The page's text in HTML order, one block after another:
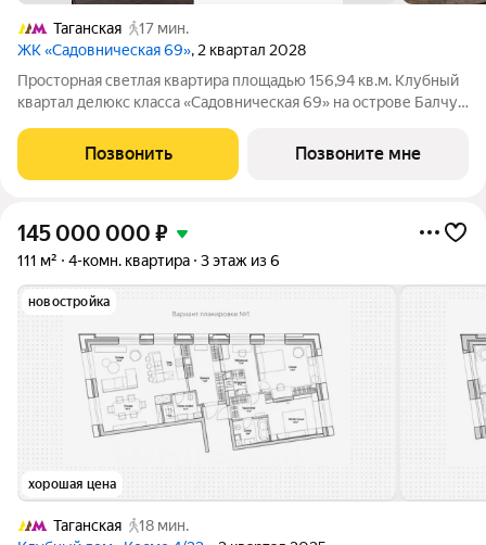
Таганская
17 мин.
ЖК «Садовническая 69», 2 квартал 2028
Просторная светлая квартира площадью 156,94 кв.м. Клубный
квартал делюкс класса «Садовническая 69» на острове Балчуг
Садовнической набережной, золотой остров Балчуг. Тишина и
уединённость сочетаются с
Позвонить Позвоните мне
145 000 000 ₽
111 м² 4-комн. квартира 3 этаж из 6
новостройка
хорошая цена
Таганская
18 мин.